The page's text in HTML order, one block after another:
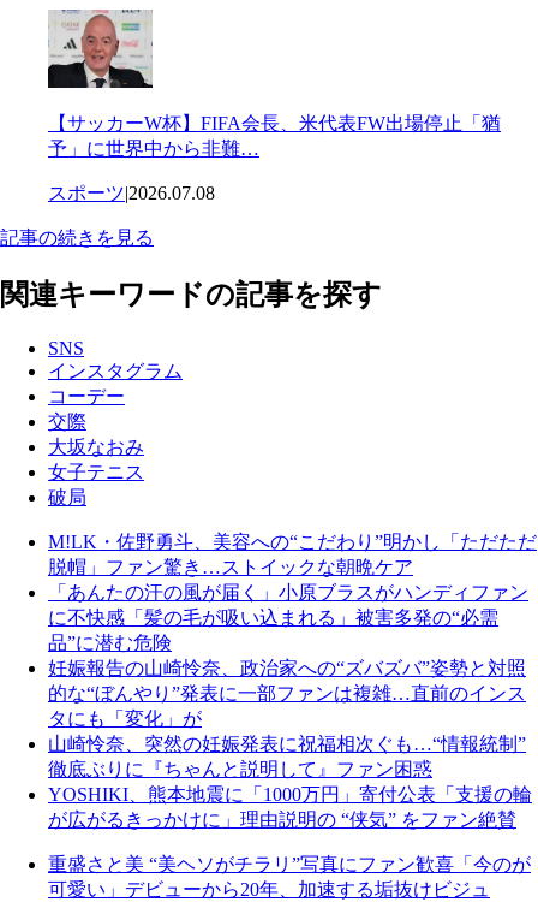
【サッカーW杯】FIFA会長、米代表FW出場停止「猶
予」に世界中から非難…
スポーツ|2026.07.08
記事の続きを見る
関連キーワードの記事を探す
SNS
インスタグラム
コーデー
交際
大坂なおみ
女子テニス
破局
M!LK・佐野勇斗、美容への“こだわり”明かし「ただただ
脱帽」ファン驚き…ストイックな朝晩ケア
「あんたの汗の風が届く」小原ブラスがハンディファン
に不快感「髪の毛が吸い込まれる」被害多発の“必需
品”に潜む危険
妊娠報告の山崎怜奈、政治家への“ズバズバ”姿勢と対照
的な“ぼんやり”発表に一部ファンは複雑…直前のインス
タにも「変化」が
山崎怜奈、突然の妊娠発表に祝福相次ぐも…“情報統制”
徹底ぶりに『ちゃんと説明して』ファン困惑
YOSHIKI、熊本地震に「1000万円」寄付公表「支援の輪
が広がるきっかけに」理由説明の “侠気” をファン絶賛
重盛さと美 “美ヘソがチラリ”写真にファン歓喜「今のが
可愛い」デビューから20年、加速する垢抜けビジュ